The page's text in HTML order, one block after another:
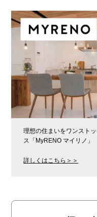
理想の住まいをワンスト
ス「MyRENO マイリノ」
詳しくはこちら＞＞